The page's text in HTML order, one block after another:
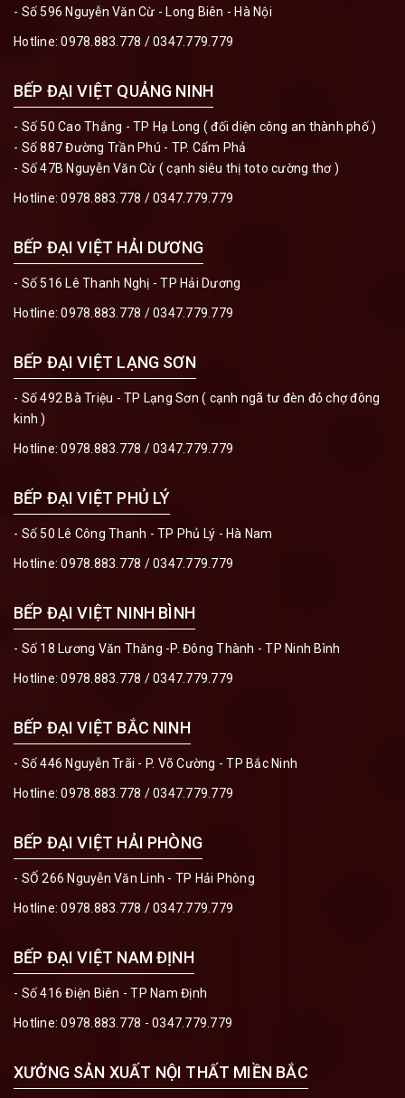
- Số 596 Nguyễn Văn Cừ - Long Biên - Hà Nội
Hotline:0978.883.778 /0347.779.779
BẾP ĐẠI VIỆT QUẢNG NINH
- Số 50 Cao Thắng - TP Hạ Long ( đối diện công an thành phố )
- Số 887 Đường Trần Phú - TP. Cẩm Phả
- Số 47B Nguyễn Văn Cừ ( cạnh siêu thị toto cường thơ )
Hotline:0978.883.778 /0347.779.779
BẾP ĐẠI VIỆT HẢI DƯƠNG
- Số 516 Lê Thanh Nghị - TP Hải Dương
Hotline:0978.883.778 /0347.779.779
BẾP ĐẠI VIỆT LẠNG SƠN
- Số 492 Bà Triệu - TP Lạng Sơn ( cạnh ngã tư đèn đỏ chợ đông
kinh )
Hotline:0978.883.778 /0347.779.779
BẾP ĐẠI VIỆT PHỦ LÝ
- Số 50 Lê Công Thanh - TP Phủ Lý - Hà Nam
Hotline:0978.883.778 /0347.779.779
BẾP ĐẠI VIỆT NINH BÌNH
- Số 18 Lương Văn Thăng -P. Đông Thành - TP Ninh Bình
Hotline:0978.883.778 /0347.779.779
BẾP ĐẠI VIỆT BẮC NINH
- Số 446 Nguyễn Trãi - P. Võ Cường - TP Bắc Ninh
Hotline:0978.883.778 /0347.779.779
BẾP ĐẠI VIỆT HẢI PHÒNG
- SỐ 266 Nguyễn Văn Linh - TP Hải Phòng
Hotline:0978.883.778 /0347.779.779
BẾP ĐẠI VIỆT NAM ĐỊNH
- Số 416 Điện Biên - TP Nam Định
Hotline:0978.883.778 - 0347.779.779
XƯỞNG SẢN XUẤT NỘI THẤT MIỀN BẮC